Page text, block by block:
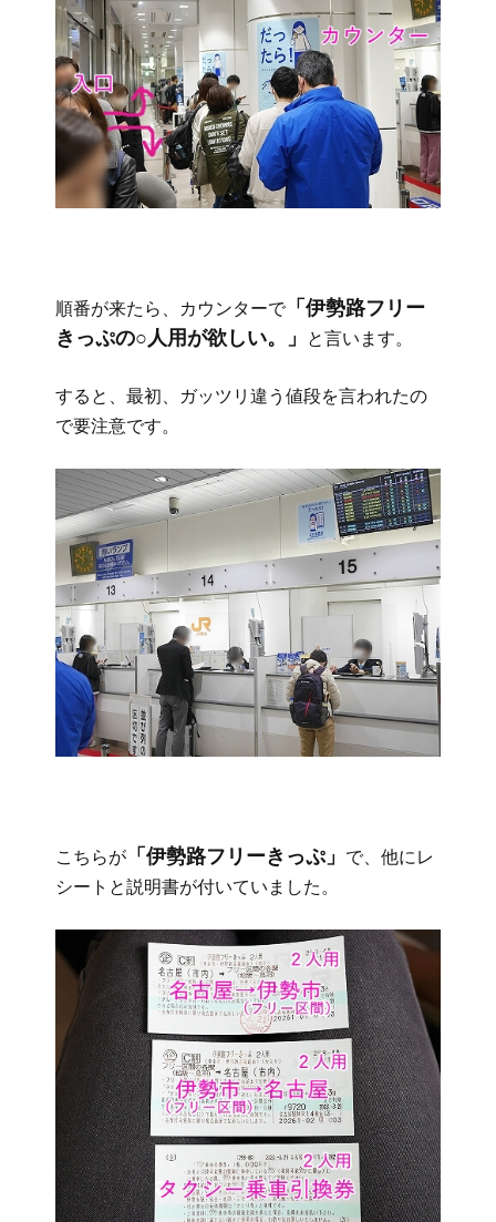
順番が来たら、カウンターで「伊勢路フリー
きっぷの○人用が欲しい。」
と言います。
すると、最初、ガッツリ違う値段を言われたの
で要注意です。
こちらが 「伊勢路フリーきっぷ」
で、他にレ
シートと説明書が付いていました。